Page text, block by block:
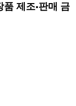
제조·판매 금